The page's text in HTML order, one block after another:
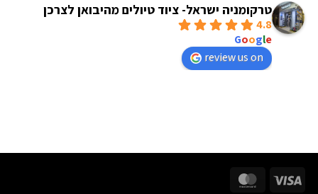
טרקומניה ישראל- ציוד טיולים מהיבואן לצרכן
4.8
Google
review us on
Visa